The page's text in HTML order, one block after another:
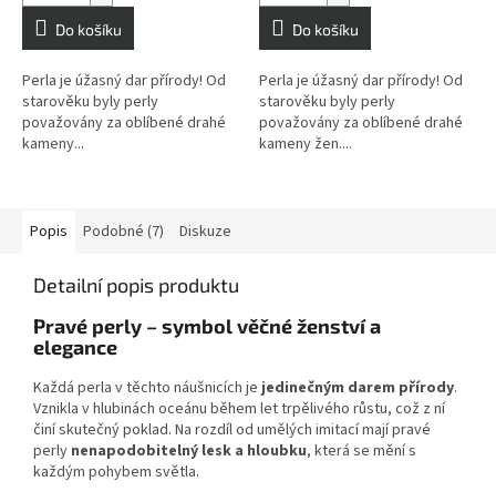
Do košíku
Perla je úžasný dar přírody! Od
starověku byly perly
považovány za oblíbené drahé
kameny...
Do košíku
Perla je úžasný dar přírody! Od
starověku byly perly
považovány za oblíbené drahé
kameny žen....
Popis Podobné (7) Diskuze
Detailní popis produktu
Pravé perly – symbol věčné ženství a
elegance
Každá perla v těchto náušnicích jejedinečným darem přírody.
Vznikla v hlubinách oceánu během let trpělivého růstu, což z ní
činí skutečný poklad. Na rozdíl od umělých imitací mají pravé
perly nenapodobitelný lesk a hloubku, která se mění s
každým pohybem světla.